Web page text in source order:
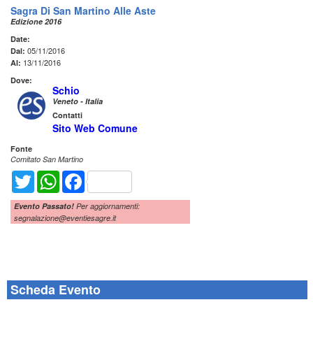
Sagra Di San Martino Alle Aste
Edizione 2016
Date:
Dal: 05/11/2016
Al: 13/11/2016
Dove:
Schio
Veneto - Italia
Contatti
Sito Web Comune
Fonte
Comitato San Martino
Twitter WhatsAppFacebook
Evento Passato! Per aggiornamenti:
segnalazione@eventiesagre.it
Scheda Evento